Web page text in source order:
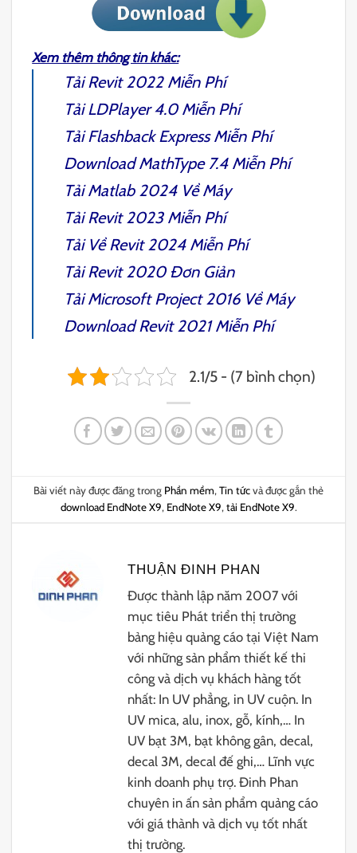
Xem thêm thông tin khác:
TảiRevit 2022Miễn Phí
TảiLDPlayer 4.0Miễn Phí
TảiFlashback ExpressMiễn Phí
DownloadMathType 7.4Miễn Phí
TảiMatlab 2024Về Máy
TảiRevit 2023Miễn Phí
Tải Về Revit 2024Miễn Phí
TảiRevit 2020Đơn Giản
TảiMicrosoft Project 2016Về Máy
DownloadRevit 2021Miễn Phí
2.1/5 - (7 bình chọn)
Bài viết này được đăng trong Phần mềm, Tin tứcvà được gắn thẻ
download EndNote X9, EndNote X9, tải EndNote X9.
THUẬN ĐINH PHAN
Được thành lập năm 2007 với
mục tiêu Phát triển thị trường
bảng hiệu quảng cáo tại Việt Nam
với những sản phẩm thiết kế thi
công và dịch vụ khách hàng tốt
nhất: In UV phẳng, in UV cuộn. In
UV mica, alu, inox, gỗ, kính,… In
UV bạt 3M, bạt không gân, decal,
decal 3M, decal đế ghi,… Lĩnh vực
kinh doanh phụ trợ. Đinh Phan
chuyên in ấn sản phẩm quảng cáo
với giá thành và dịch vụ tốt nhất
thị trường.